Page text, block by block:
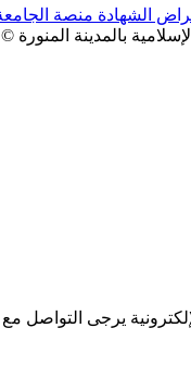
بالمدينة المنورة ©
يرجى التواصل مع